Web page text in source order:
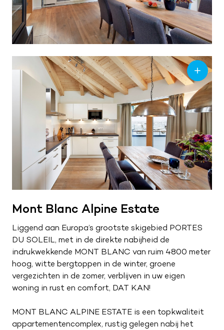
Mont Blanc Alpine Estate
Liggend aan Europa’s grootste skigebied PORTES
DU SOLEIL, met in de direkte nabijheid de
indrukwekkende MONT BLANC van ruim 4800 meter
hoog, witte bergtoppen in de winter, groene
vergezichten in de zomer, verblijven in uw eigen
woning in rust en comfort, DAT KAN!
MONT BLANC ALPINE ESTATE is een topkwaliteit
appartementencomplex, rustig gelegen nabij het